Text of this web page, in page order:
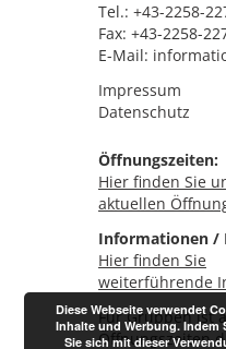
Tel.: +43-2258-
Fax: +43-2258-
E-Mail:
Impressum
Datenschutz
Öffnungszeiten:
Hier finden Sie
aktuellen
Informationen /
Hier finden Sie
weiterführende
Für Gruppen ist
Öffnungszeiten
Diese Webseite verwendet
Inhalte und Werbung. Indem
Sie sich mit dieser